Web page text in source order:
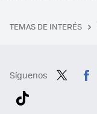
TEMAS DE INTERÉS
Síguenos